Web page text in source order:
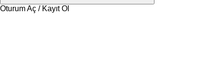
Oturum Aç / Kayıt Ol